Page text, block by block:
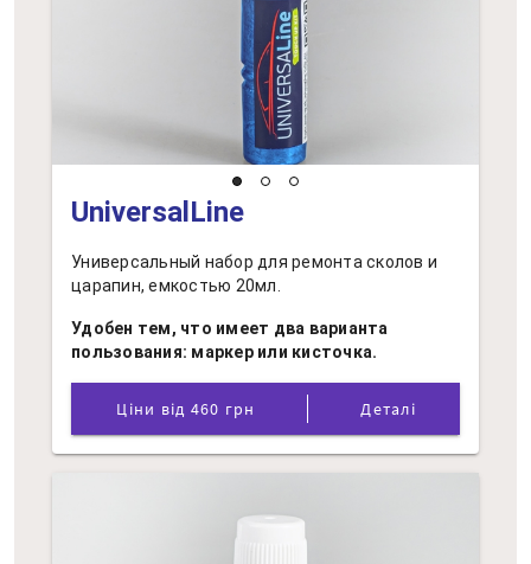
UniversalLine
Универсальный набор для ремонта сколов и
царапин, емкостью 20мл.
Удобен тем, что имеет два варианта
пользования: маркер или кисточка.
Ціни від 460 грн Деталі